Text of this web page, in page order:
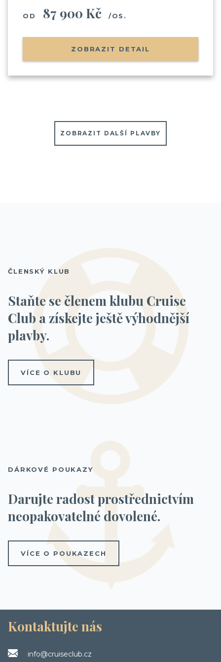
OD 87 900 Kč /OS.
ZOBRAZIT DETAIL
ZOBRAZIT DALŠÍ PLAVBY
ČLENSKÝ KLUB
Staňte se členem klubu Cruise
Club a získejte ještě výhodnější
plavby.
VÍCE O KLUBU
DÁRKOVÉ POUKAZY
Darujte radost prostřednictvím
neopakovatelné dovolené.
VÍCE O POUKAZECH
Kontaktujte nás
info@cruiseclub.cz